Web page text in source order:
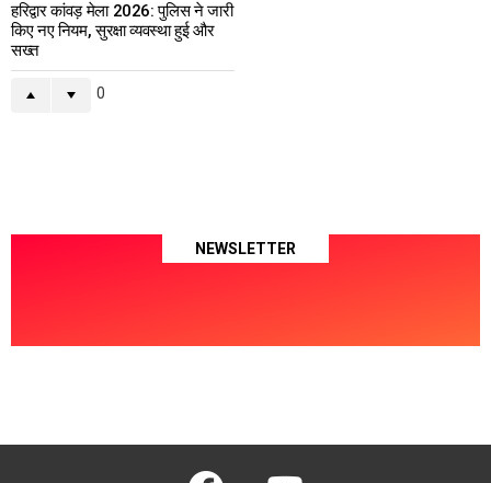
हरिद्वार कांवड़ मेला 2026: पुलिस ने जारी
किए नए नियम, सुरक्षा व्यवस्था हुई और
सख्त
0
NEWSLETTER
facebook youtube